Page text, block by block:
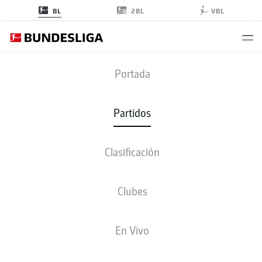
BL 2BL VBL
Portada
Partidos
Clasificación
Clubes
En Vivo
HSV - SCF
3 2
ALINEACIONES ESTADÍSTICAS